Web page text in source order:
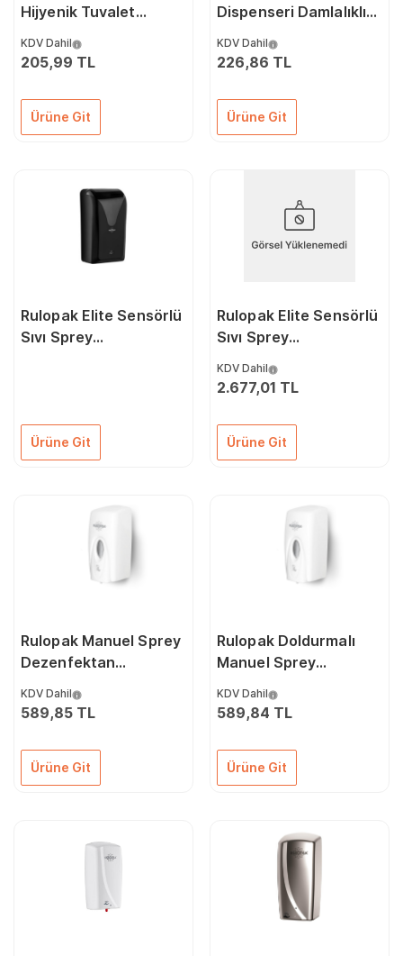
Hijyenik Tuvalet
Adet
KDV Dahil
205,99 TL
Ürüne Git
Dispenseri Damlalıklı
KDV Dahil
226,86 TL
Ürüne Git
Rulopak Elite Sensörlü
Sıvı Sprey
Ürüne Git
Rulopak Elite Sensörlü
Sıvı Sprey
Dispenseri 1000 Ml
KDV Dahil
2.677,01 TL
Ürüne Git
Rulopak Manuel Sprey
Dezenfektan
Beyaz
KDV Dahil
589,85 TL
Ürüne Git
Rulopak Doldurmalı
Manuel Sprey
(Siyah)
KDV Dahil
589,84 TL
Ürüne Git